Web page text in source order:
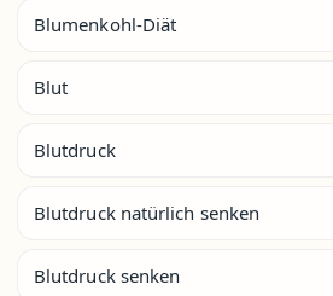
Blumenkohl-Diät
Blut
Blutdruck
Blutdruck natürlich senken
Blutdruck senken